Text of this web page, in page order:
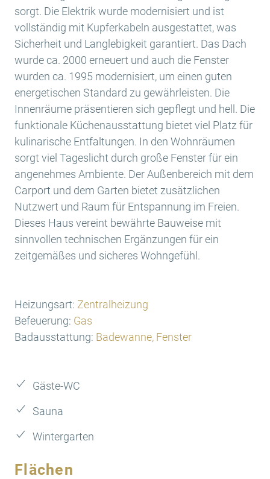
sorgt. Die Elektrik wurde modernisiert und ist
vollständig mit Kupferkabeln ausgestattet, was
Sicherheit und Langlebigkeit garantiert. Das Dach
wurde ca. 2000 erneuert und auch die Fenster
wurden ca. 1995 modernisiert, um einen guten
energetischen Standard zu gewährleisten. Die
Innenräume präsentieren sich gepflegt und hell. Die
funktionale Küchenausstattung bietet viel Platz für
kulinarische Entfaltungen. In den Wohnräumen
sorgt viel Tageslicht durch große Fenster für ein
angenehmes Ambiente. Der Außenbereich mit dem
Carport und dem Garten bietet zusätzlichen
Nutzwert und Raum für Entspannung im Freien.
Dieses Haus vereint bewährte Bauweise mit
sinnvollen technischen Ergänzungen für ein
zeitgemäßes und sicheres Wohngefühl.
Heizungsart: Zentralheizung
Befeuerung: Gas
Badausstattung: Badewanne, Fenster
Gäste-WC
Sauna
Wintergarten
Flächen